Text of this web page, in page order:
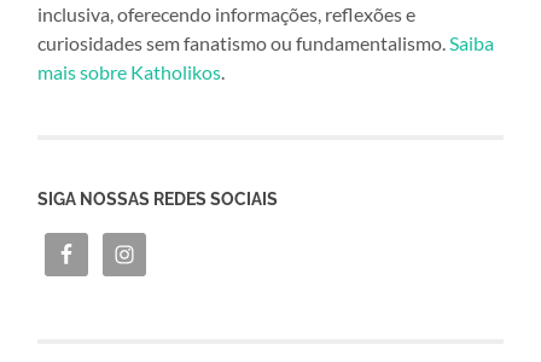
inclusiva, oferecendo informações, reflexões e
curiosidades sem fanatismo ou fundamentalismo. Saiba
mais sobre Katholikos
SIGA NOSSAS REDES SOCIAIS